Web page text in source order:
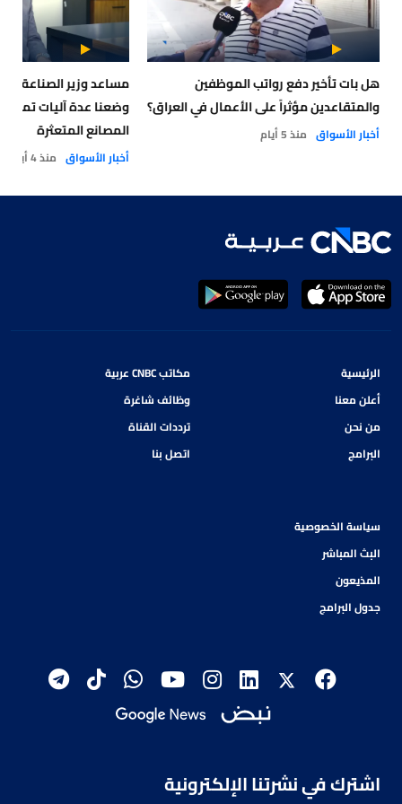
هل بات تأخير دفع رواتب الموظفين
والمتقاعدين مؤثراً على الأعمال في العراق؟
أخبار الأسواق منذ 5 أيام
وضعنا عدة آليات
المصانع المتعثرة
أخبار الأسواق منذ 4 أيام
الرئيسية
أعلن معنا
من نحن
البرامج
مكاتب CNBC عربية
وظائف شاغرة
ترددات القناة
اتصل بنا
سياسة الخصوصية
البث المباشر
المذيعون
جدول البرامج
اشترك في نشرتنا الإلكترونية